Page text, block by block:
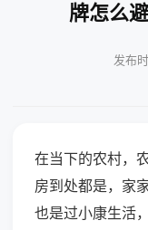
牌怎么
发布
在当下的农村，
房到处都是，家
也是过小康生活